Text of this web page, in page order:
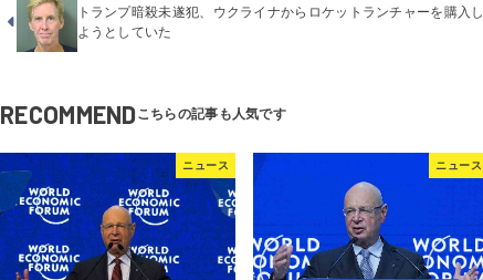
トランプ暗殺未遂犯、ウクライナからロケットランチャーを購入し
ようとしていた
RECOMMEND
ニュース ニュース